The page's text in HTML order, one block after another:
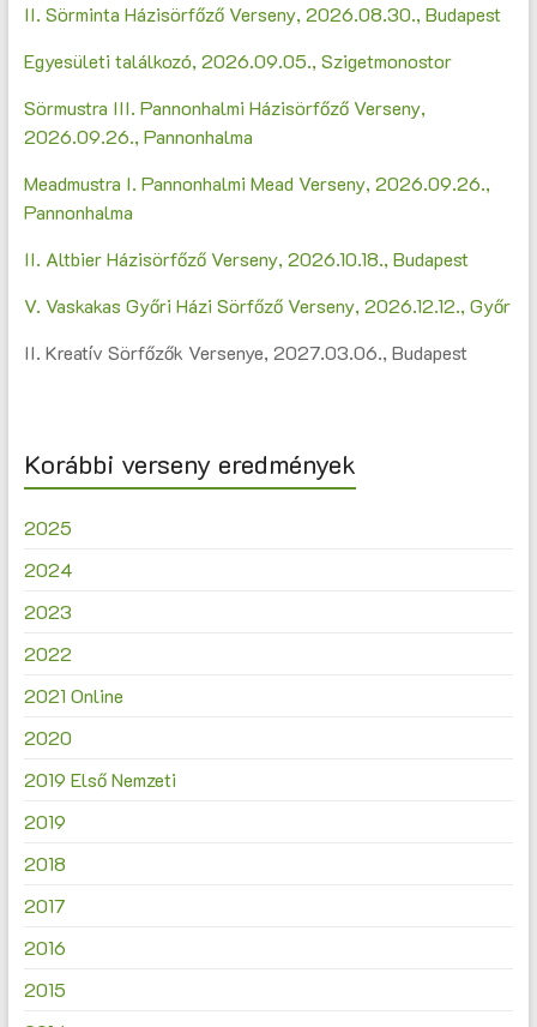
II. Sörminta Házisörfőző Verseny, 2026.08.30., Budapest
Egyesületi találkozó, 2026.09.05., Szigetmonostor
Sörmustra III. Pannonhalmi Házisörfőző Verseny,
2026.09.26., Pannonhalma
Meadmustra I. Pannonhalmi Mead Verseny, 2026.09.26.,
Pannonhalma
II. Altbier Házisörfőző Verseny, 2026.10.18., Budapest
V. Vaskakas Győri Házi Sörfőző Verseny, 2026.12.12., Győr
II. Kreatív Sörfőzők Versenye, 2027.03.06., Budapest
Korábbi verseny eredmények
2025
2024
2023
2022
2021 Online
2020
2019 Első Nemzeti
2019
2018
2017
2016
2015